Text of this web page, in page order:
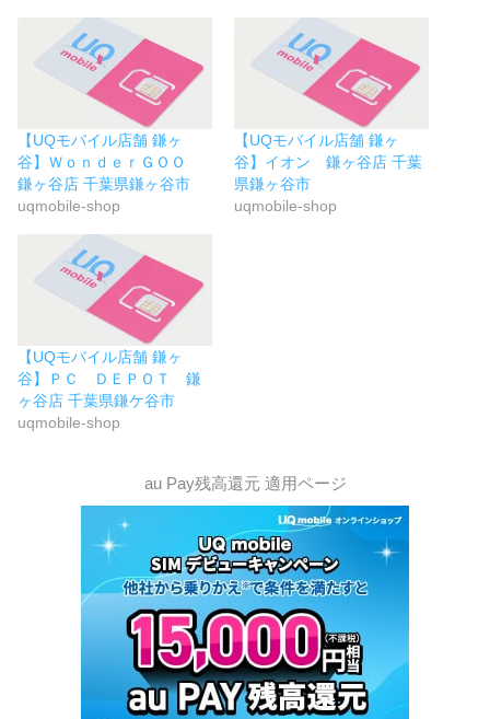
【UQモバイル店舗 鎌ヶ
谷】ＷｏｎｄｅｒＧＯＯ
鎌ヶ谷店 千葉県鎌ヶ谷市
uqmobile-shop
【UQモバイル店舗 鎌ヶ
谷】イオン 鎌ヶ谷店 千葉
県鎌ヶ谷市
uqmobile-shop
【UQモバイル店舗 鎌ヶ
谷】ＰＣ ＤＥＰＯＴ 鎌
ヶ谷店 千葉県鎌ケ谷市
uqmobile-shop
au Pay残高還元 適用ページ